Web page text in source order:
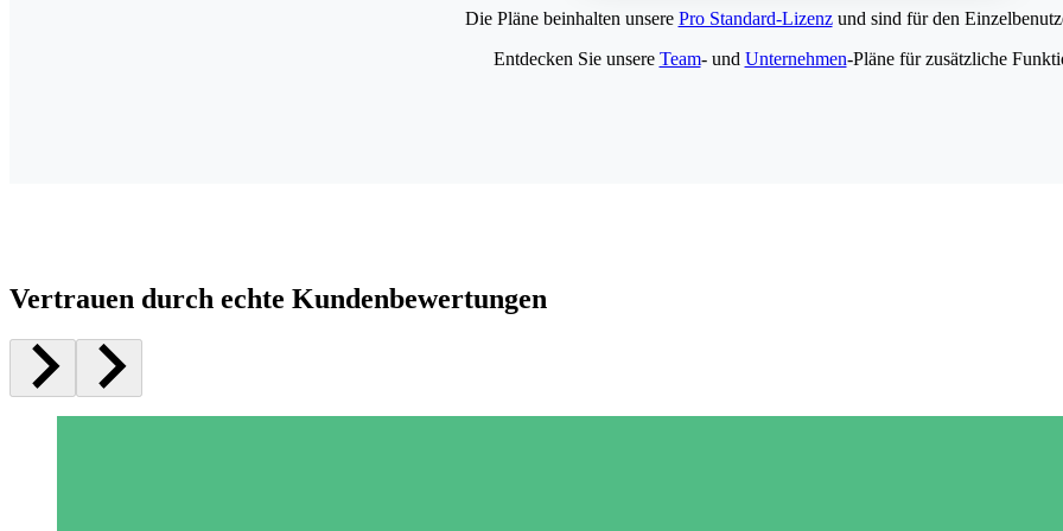
Die Pläne beinhalten unsere Pro Standard-Lizenzund sind für den
Entdecken Sie unsere Team- und Unternehmen-Pläne für zusätzliche
Vertrauen durch echte Kundenbewertungen